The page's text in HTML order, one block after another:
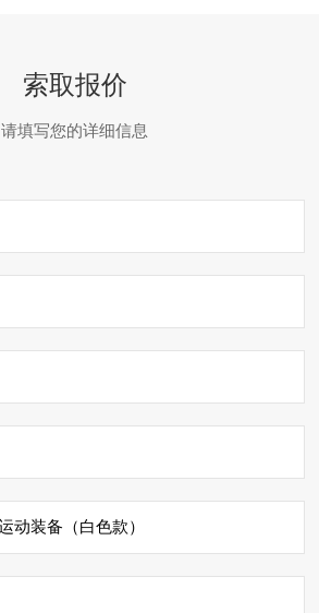
索取报价
请填写您的详细信息